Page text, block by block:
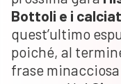
Bottoli e i
quest’ultimo
poiché, al
frase